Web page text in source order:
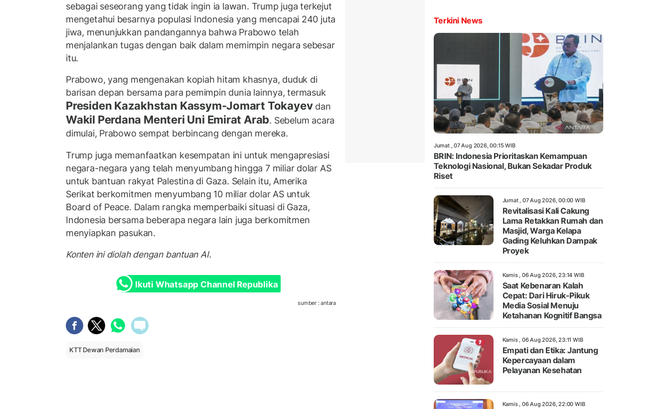
sebagai seseorang yang tidak ingin ia lawan. Trump juga terkejut
mengetahui besarnya populasi Indonesia yang mencapai 240 juta
jiwa, menunjukkan pandangannya bahwa Prabowo telah
menjalankan tugas dengan baik dalam memimpin negara sebesar
itu.
Prabowo, yang mengenakan kopiah hitam khasnya, duduk di
barisan depan bersama para pemimpin dunia lainnya, termasuk
Presiden Kazakhstan Kassym-Jomart Tokayevdan
Wakil Perdana Menteri Uni Emirat Arab. Sebelum acara
dimulai, Prabowo sempat berbincang dengan mereka.
Trump juga memanfaatkan kesempatan ini untuk mengapresiasi
negara-negara yang telah menyumbang hingga 7 miliar dolar AS
untuk bantuan rakyat Palestina di Gaza. Selain itu, Amerika
Serikat berkomitmen menyumbang 10 miliar dolar AS untuk
Board of Peace. Dalam rangka memperbaiki situasi di Gaza,
Indonesia bersama beberapa negara lain juga berkomitmen
menyiapkan pasukan.
Konten ini diolah dengan bantuan AI.
Ikuti Whatsapp Channel Republika
sumber : antara
KTT Dewan Perdamaian
Terkini News
Jumat , 07 Aug 2026, 00:15 WIB
BRIN: Indonesia Prioritaskan Kemampuan
Teknologi Nasional, Bukan Sekadar Produk
Riset
Jumat , 07 Aug 2026, 00:00 WIB
Revitalisasi Kali Cakung
Lama Retakkan Rumah dan
Masjid, Warga Kelapa
Gading Keluhkan Dampak
Proyek
Kamis , 06 Aug 2026, 23:14 WIB
Saat Kebenaran Kalah
Cepat: Dari Hiruk-Pikuk
Media Sosial Menuju
Ketahanan Kognitif Bangsa
Kamis , 06 Aug 2026, 23:11 WIB
Empati dan Etika: Jantung
Kepercayaan dalam
Pelayanan Kesehatan
Kamis , 06 Aug 2026, 22:00 WIB